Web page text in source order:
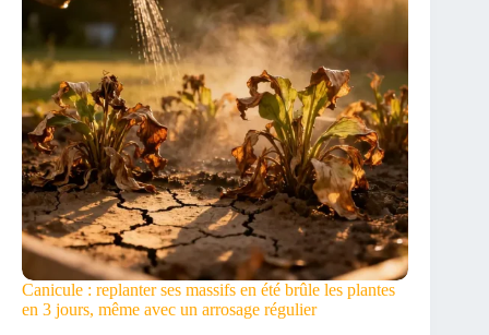
Canicule : replanter ses massifs en été brûle les plantes
en 3 jours, même avec un arrosage régulier